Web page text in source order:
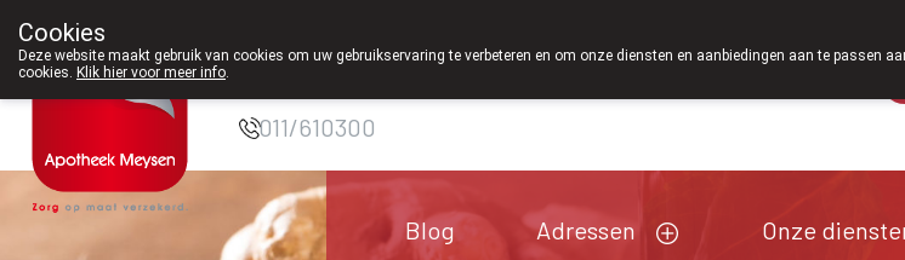
Apotheek Meysen
011/610300
Blog Adressen Onze
Cookies
Deze website maakt gebruik van cookies om uw gebruikservaring te verbeteren en om onze diensten en aanbiedingen aan te passen
cookies. Klik hier voor meer info.